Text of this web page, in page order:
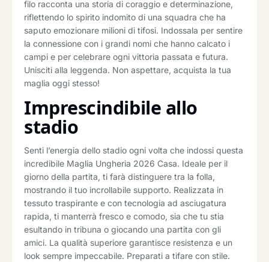
filo racconta una storia di coraggio e determinazione,
riflettendo lo spirito indomito di una squadra che ha
saputo emozionare milioni di tifosi. Indossala per sentire
la connessione con i grandi nomi che hanno calcato i
campi e per celebrare ogni vittoria passata e futura.
Unisciti alla leggenda. Non aspettare, acquista la tua
maglia oggi stesso!
Imprescindibile allo
stadio
Senti l’energia dello stadio ogni volta che indossi questa
incredibile Maglia Ungheria 2026 Casa. Ideale per il
giorno della partita, ti farà distinguere tra la folla,
mostrando il tuo incrollabile supporto. Realizzata in
tessuto traspirante e con tecnologia ad asciugatura
rapida, ti manterrà fresco e comodo, sia che tu stia
esultando in tribuna o giocando una partita con gli
amici. La qualità superiore garantisce resistenza e un
look sempre impeccabile. Preparati a tifare con stile.